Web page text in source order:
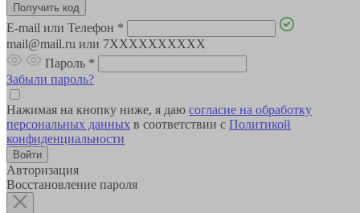
E-mail или Телефон *
mail@mail.ru или 7XXXXXXXXXX
Пароль *
Забыли пароль?
Нажимая на кнопку ниже, я даю согласие на обработку
персональных данных в соответствии с Политикой
конфиденциальности
Авторизация
Восстановление пароля